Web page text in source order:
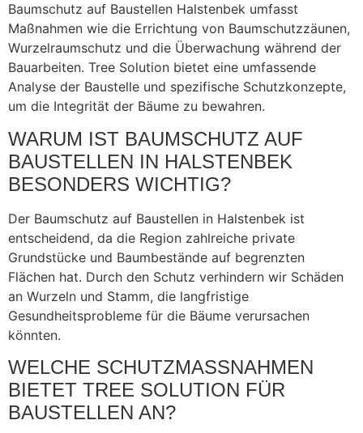
Baumschutz auf Baustellen Halstenbek umfasst
Maßnahmen wie die Errichtung von Baumschutzzäunen,
Wurzelraumschutz und die Überwachung während der
Bauarbeiten. Tree Solution bietet eine umfassende
Analyse der Baustelle und spezifische Schutzkonzepte,
um die Integrität der Bäume zu bewahren.
WARUM IST BAUMSCHUTZ AUF
BAUSTELLEN IN HALSTENBEK
BESONDERS WICHTIG?
Der Baumschutz auf Baustellen in Halstenbek ist
entscheidend, da die Region zahlreiche private
Grundstücke und Baumbestände auf begrenzten
Flächen hat. Durch den Schutz verhindern wir Schäden
an Wurzeln und Stamm, die langfristige
Gesundheitsprobleme für die Bäume verursachen
könnten.
WELCHE SCHUTZMASSNAHMEN B
IETET TREE SOLUTION FÜR B
AUSTELLEN AN?